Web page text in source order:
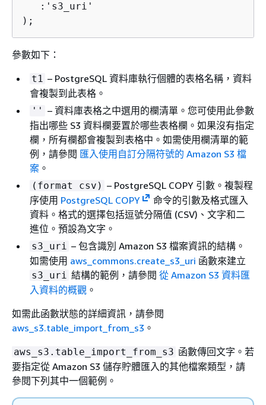
   :'s3_uri'
);
參數如下：
t1 – PostgreSQL 資料庫執行個體的表格名稱，資料
會複製到此表格。
'' – 資料庫表格之中選用的欄清單。您可使用此參數
指出哪些 S3 資料欄要置於哪些表格欄。如果沒有指定
欄，所有欄都會複製到表格中。如需使用欄清單的範
例，請參閱 匯入使用自訂分隔符號的 Amazon S3 檔
案 。
(format csv) – PostgreSQL COPY 引數。複製程
序使用 PostgreSQL COPY
命令的引數及格式匯入
資料。格式的選擇包括逗號分隔值 (CSV)、文字和二
進位。預設為文字。
s3_uri – 包含識別 Amazon S3 檔案資訊的結構。
如需使用 aws_commons.create_s3_uri 函數來建立
s3_uri 結構的範例，請參閱 從 Amazon S3 資料匯
入資料的概觀 。
如需此函數狀態的詳細資訊，請參閱
aws_s3.table_import_from_s3 。
aws_s3.table_import_from_s3 函數傳回文字。若
要指定從 Amazon S3 儲存貯體匯入的其他檔案類型，請
參閱下列其中一個範例。